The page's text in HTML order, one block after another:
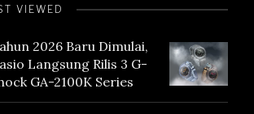
VIEWED
2026 Baru Dimulai,
Langsung Rilis 3 G-
GA-2100K Series